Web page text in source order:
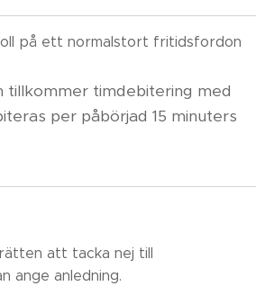
på ett normalstort fritidsfordon
timdebitering med
per påbörjad 15 minuters
att tacka nej till
ange anledning.